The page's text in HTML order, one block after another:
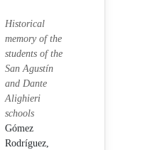
Historical
memory of the
students of the
San Agustín
and Dante
Alighieri
schools
Gómez
Rodríguez,